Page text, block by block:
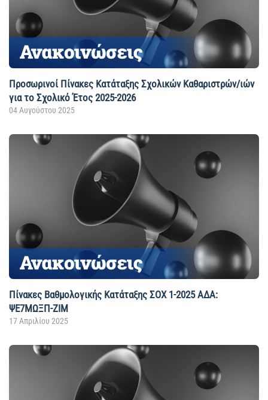
Προσωρινοί Πίνακες Κατάταξης Σχολικών Καθαριστρών/ιών
για το Σχολικό Έτος 2025-2026
04 Αυγούστου 2025
Πίνακες Βαθμολογικής Κατάταξης ΣΟΧ 1-2025 ΑΔΑ:
ΨΕ7ΜΩΞΠ-ΖΙΜ
17 Απριλίου 2025